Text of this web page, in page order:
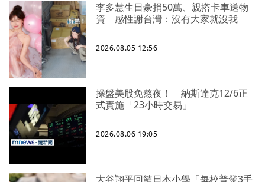
李多慧生日豪捐50萬、親搭卡車送物
資 感性謝台灣：沒有大家就沒我
2026.08.05 12:56
操盤美股免熬夜！ 納斯達克12/6正
式實施「23小時交易」
2026.08.06 19:05
大谷翔平回饋日本小學「每校普發3手